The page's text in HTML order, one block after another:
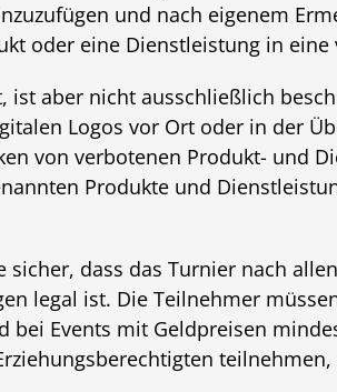
und nach eigenem
oder eine Dienstleistung in
ist aber nicht ausschließlich
Logos vor Ort oder in der
von verbotenen Produkt- und
Produkte und
sicher, dass das Turnier nach
legal ist. Die Teilnehmer
bei Events mit Geldpreisen